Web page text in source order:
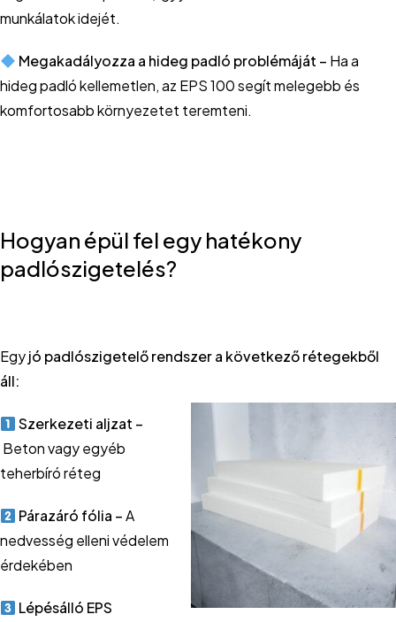
munkálatok idejét.
Megakadályozza a hideg padló problémáját – Ha a
hideg padló kellemetlen, az EPS 100 segít melegebb és
komfortosabb környezetet teremteni.
Hogyan épül fel egy hatékony
padlószigetelés?
Egyjó padlószigetelő rendszer a következő rétegekből
áll:
Szerkezeti aljzat –
Beton vagy egyéb
teherbíró réteg
Párazáró fólia –A
nedvesség elleni védelem
érdekében
Lépésálló EPS